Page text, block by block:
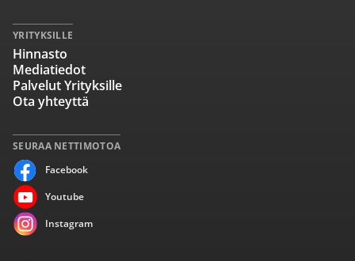
SEURAA NETTIMOTOA
Facebook
Youtube
Instagram
YRITYKSILLE
Hinnasto
Mediatiedot
Palvelut Yrityksille
Ota yhteyttä